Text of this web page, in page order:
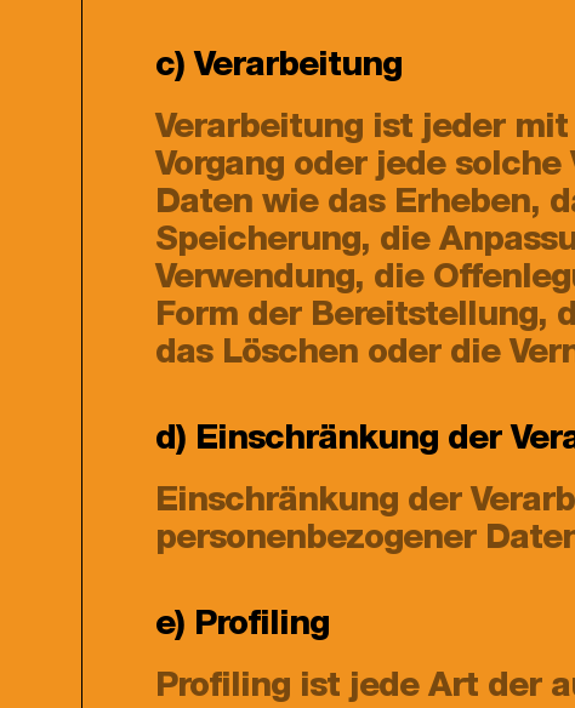
c) Verarbeitung
Verarbeitung ist jeder
Vorgang oder jede
Daten wie das Erheben,
Speicherung, die
Verwendung, die
Form der Bereitstellung,
das Löschen oder die
d) Einschränkung der
Einschränkung der
personenbezogener
e) Profiling
Profiling ist jede Art der